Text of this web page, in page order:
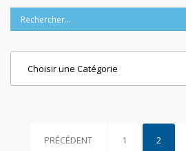
PRÉCÉDENT 1 2